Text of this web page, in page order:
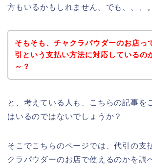
方もいるかもしれません。でも、、、。
そもそも、チャクラパウダーのお店っ
引という支払い方法に対応しているの
～？
と、考えている人も、こちらの記事を
はいるのではないでしょうか？
そこでこちらのページでは、代引の支
クラパウダーのお店で使えるのかを調